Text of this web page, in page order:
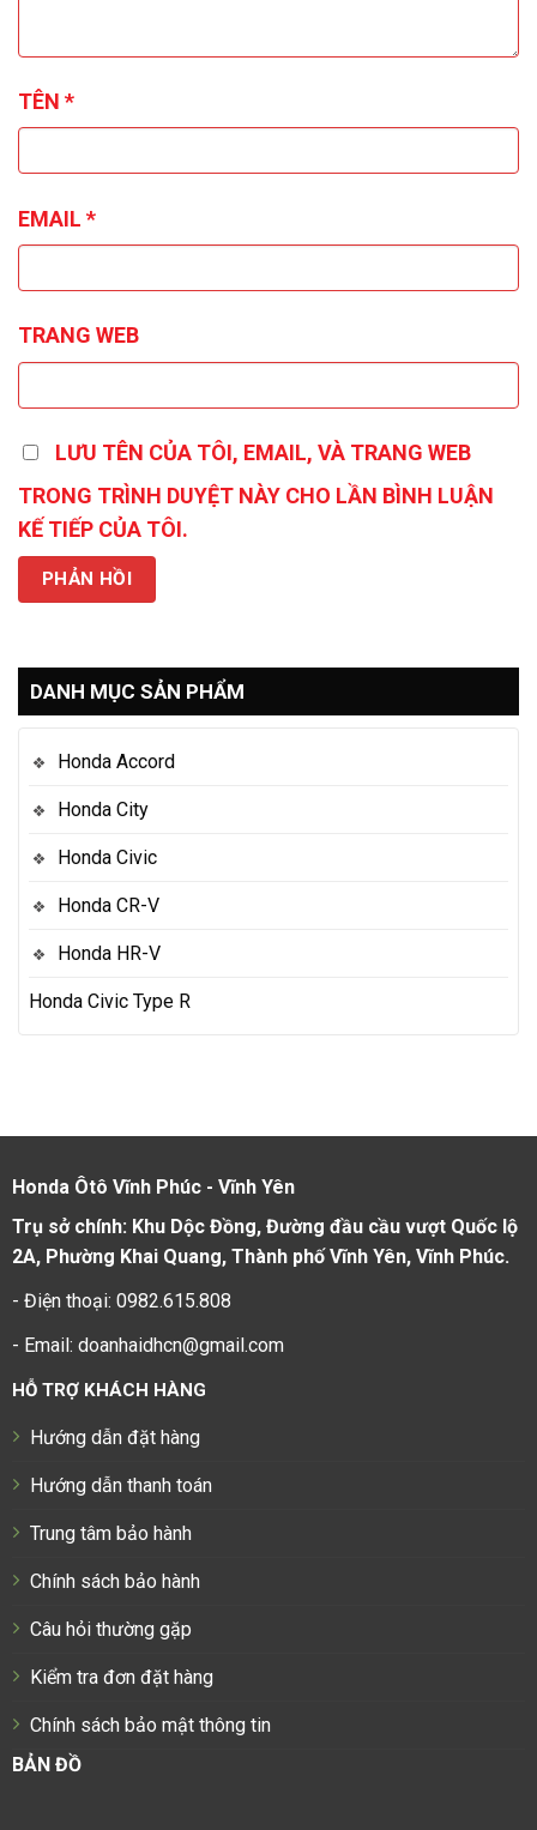
DANH MỤC SẢN PHẨM
Honda Accord
Honda City
Honda Civic
Honda CR-V
Honda HR-V
Honda Civic Type R
TÊN *
EMAIL *
TRANG WEB
LƯU TÊN CỦA TÔI, EMAIL, VÀ TRANG WEB
TRONG TRÌNH DUYỆT NÀY CHO LẦN BÌNH LUẬN
KẾ TIẾP CỦA TÔI.
Honda Ôtô Vĩnh Phúc - Vĩnh Yên
Trụ sở chính: Khu Dộc Đồng, Đường đầu cầu vượt Quốc lộ
2A, Phường Khai Quang, Thành phố Vĩnh Yên, Vĩnh Phúc.
- Điện thoại: 0982.615.808
- Email: doanhaidhcn@gmail.com
HỖ TRỢ KHÁCH HÀNG
Hướng dẫn đặt hàng
Hướng dẫn thanh toán
Trung tâm bảo hành
Chính sách bảo hành
Câu hỏi thường gặp
Kiểm tra đơn đặt hàng
Chính sách bảo mật thông tin
BẢN ĐỒ